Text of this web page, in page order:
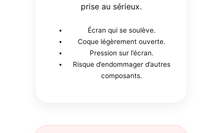
prise au sérieux.
Écran qui se soulève.
Coque légèrement ouverte.
Pression sur l’écran.
Risque d’endommager d’autres
composants.